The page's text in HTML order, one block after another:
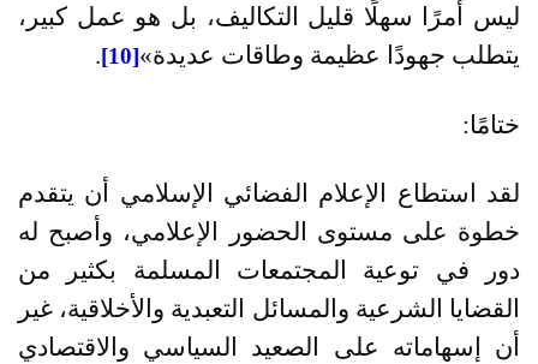
ليس أمرًا سهلًا قليل التكاليف، بل هو عمل كبير،
يتطلب جهودًا عظيمة وطاقات عديدة»
[10]
.
ختامًا:
لقد استطاع الإعلام الفضائي الإسلامي أن يتقدم
خطوة على مستوى الحضور الإعلامي، وأصبح له
دور في توعية المجتمعات المسلمة بكثير من
القضايا الشرعية والمسائل التعبدية والأخلاقية، غير
أن إسهاماته على الصعيد السياسي والاقتصادي